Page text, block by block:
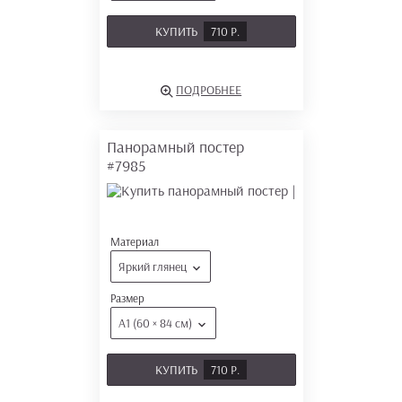
КУПИТЬ 710 Р.
ПОДРОБНЕЕ
Панорамный постер
#7985
Материал
Яркий глянец
Размер
А1 (60 × 84 см)
КУПИТЬ 710 Р.